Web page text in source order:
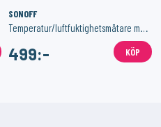
SONOFF
Temperatur/luftfuktighetsmätare med Zigbee 3-Pack
499:- KÖP